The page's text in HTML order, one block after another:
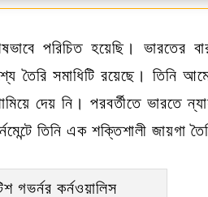
পরিচিত হয়েছি। ভারতের
তৈরি সমাধিটি রয়েছে। তিনি
দেয় নি। পরবর্তীতে ভারতে
তিনি এক শক্তিশালী জায়গা